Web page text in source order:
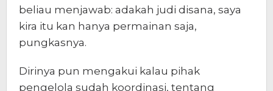
beliau menjawab: adakah judi disana, saya
kira itu kan hanya permainan saja,
pungkasnya.
Dirinya pun mengakui kalau pihak
pengelola sudah koordinasi, tentang